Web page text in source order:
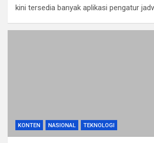
kini tersedia banyak aplikasi pengatur
KONTEN NASIONAL TEKNOLOGI